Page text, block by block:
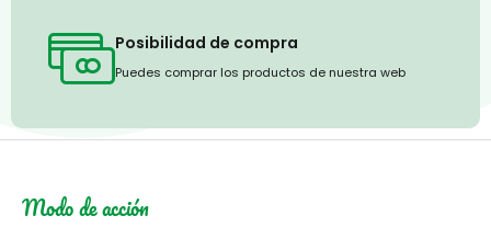
Posibilidad de compra
Puedes comprar los productos de nuestra web
Modo de acción